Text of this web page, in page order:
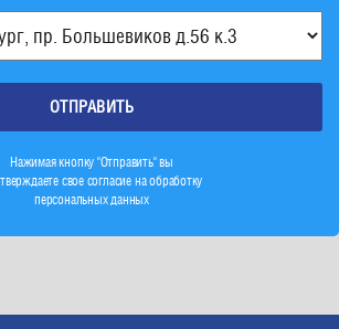
Нажимая кнопку "Отправить" вы
свое согласие на обработку
персональных данных